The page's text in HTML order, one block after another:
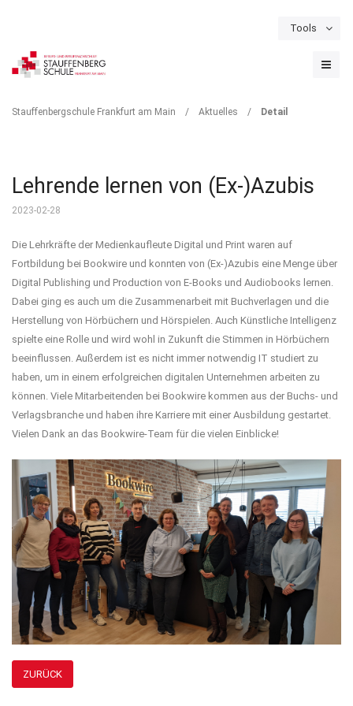
Tools
Schulportal Termine
Stauffenbergschule Frankfurt am Main / Aktuelles / Detail
Lehrende lernen von (Ex-)Azubis
2023-02-28
Die Lehrkräfte der Medienkaufleute Digital und Print waren auf
Fortbildung bei Bookwire und konnten von (Ex-)Azubis eine Menge über
Digital Publishing und Production von E-Books und Audiobooks lernen.
Dabei ging es auch um die Zusammenarbeit mit Buchverlagen und die
Herstellung von Hörbüchern und Hörspielen. Auch Künstliche Intelligenz
spielte eine Rolle und wird wohl in Zukunft die Stimmen in Hörbüchern
beeinflussen. Außerdem ist es nicht immer notwendig IT studiert zu
haben, um in einem erfolgreichen digitalen Unternehmen arbeiten zu
können. Viele Mitarbeitenden bei Bookwire kommen aus der Buchs- und
Verlagsbranche und haben ihre Karriere mit einer Ausbildung gestartet.
Vielen Dank an das Bookwire-Team für die vielen Einblicke!
ZURÜCK